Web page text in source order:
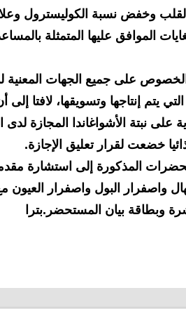
وخفض نسبة الكوليسترول
الموافق عليها المتمثلة
على جميع الجهات المعنية
يتم إنتاجها وتسويقها، لافتا
على نبتة الأشواغاندا المجازة
المذكورة إلى استشارة
واصفرار البول واصفرار العيون
وبطاقة بيان المستحضر.بترا